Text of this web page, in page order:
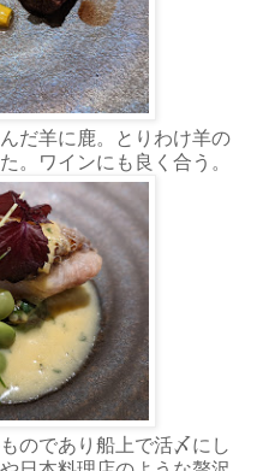
だ羊に鹿。とりわけ羊の
。ワインにも良く合う。
のであり船上で活〆にし